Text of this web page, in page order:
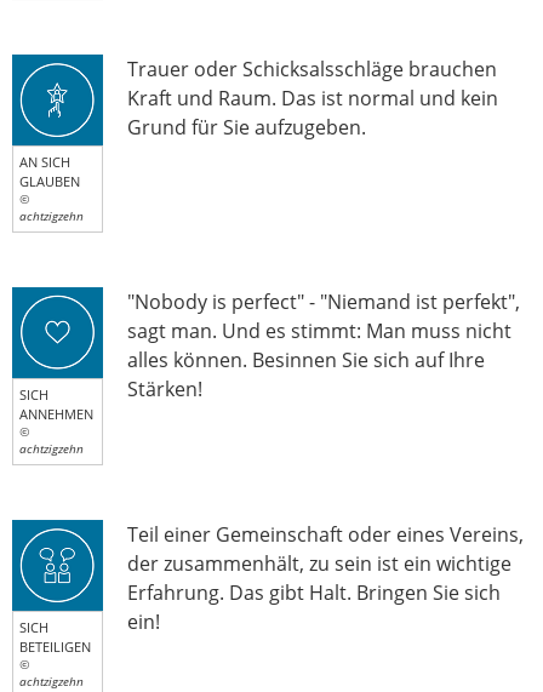
AN SICH
GLAUBEN
©
achtzigzehn
Trauer oder Schicksalsschläge brauchen
Kraft und Raum. Das ist normal und kein
Grund für Sie aufzugeben.
SICH
ANNEHMEN
©
achtzigzehn
"Nobody is perfect" - "Niemand ist perfekt",
sagt man. Und es stimmt: Man muss nicht
alles können. Besinnen Sie sich auf Ihre
Stärken!
SICH
BETEILIGEN
©
achtzigzehn
Teil einer Gemeinschaft oder eines Vereins,
der zusammenhält, zu sein ist ein wichtige
Erfahrung. Das gibt Halt. Bringen Sie sich
ein!